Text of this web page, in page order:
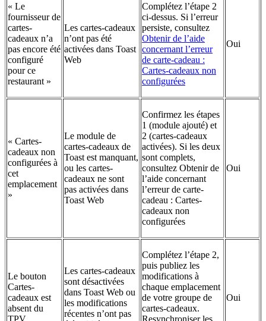
« Le
fournisseur de
cartes-
cadeaux n’a
pas encore été
configuré
pour ce
restaurant »
Les cartes-cadeaux
n’ont pas été
activées dans Toast
Web
Complétez l’étape 2
ci-dessus. Si l’erreur
persiste, consultez
Obtenir de l’aide
concernant l’erreur
de carte-cadeau :
Cartes-cadeaux non
configurées
Oui
« Cartes-
cadeaux non
configurées à
cet
emplacement
»
Le module de
cartes-cadeaux de
Toast est manquant,
ou les cartes-
cadeaux ne sont
pas activées dans
Toast Web
Confirmez les étapes
1 (module ajouté) et
2 (cartes-cadeaux
activées). Si les deux
sont complets,
consultez Obtenir de
l’aide concernant
l’erreur de carte-
cadeau : Cartes-
cadeaux non
configurées
Oui
Le bouton
Cartes-
cadeaux est
absent du
TPV
Les cartes-cadeaux
sont désactivées
dans Toast Web ou
les modifications
récentes n’ont pas
Complétez l’étape 2,
puis publiez les
modifications à
chaque emplacement
de votre groupe de
cartes-cadeaux.
Resynchroniser les
Oui